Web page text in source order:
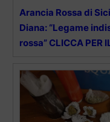
Arancia Rossa di
Diana: “Legame
rossa” CLICCA PER